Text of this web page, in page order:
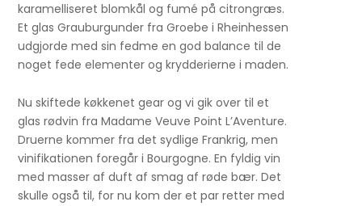
karamelliseret blomkål og fumé på citrongræs.
Et glas Grauburgunder fra Groebe i Rheinhessen
udgjorde med sin fedme en god balance til de
noget fede elementer og krydderierne i maden.
Nu skiftede køkkenet gear og vi gik over til et
glas rødvin fra Madame Veuve Point L’Aventure.
Druerne kommer fra det sydlige Frankrig, men
vinifikationen foregår i Bourgogne. En fyldig vin
med masser af duft af smag af røde bær. Det
skulle også til, for nu kom der et par retter med